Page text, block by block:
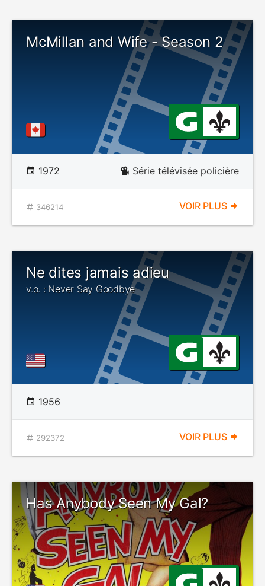
McMillan and Wife - Season 2
1972 Série télévisée policière
346214 VOIR PLUS
Ne dites jamais adieu
v.o. : Never Say Goodbye
1956
292372 VOIR PLUS
Has Anybody Seen My Gal?